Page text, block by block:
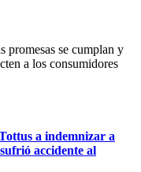
promesas se cumplan y
a los consumidores
a indemnizar a
accidente al